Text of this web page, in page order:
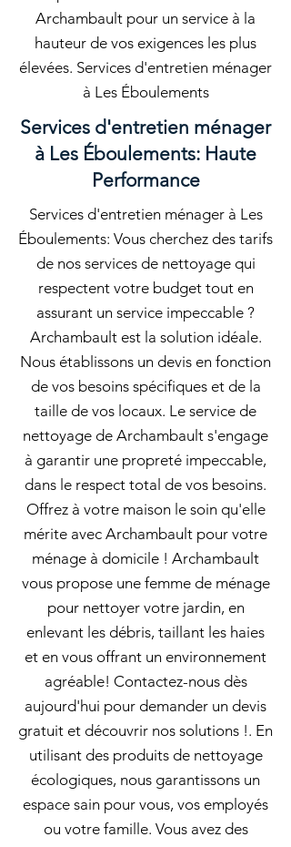
Archambault pour un service à la
hauteur de vos exigences les plus
élevées. Services d'entretien ménager
à Les Éboulements
Services d'entretien ménager
à Les Éboulements: Haute
Performance
Services d'entretien ménager à Les
Éboulements: Vous cherchez des tarifs
de nos services de nettoyage qui
respectent votre budget tout en
assurant un service impeccable ?
Archambault est la solution idéale.
Nous établissons un devis en fonction
de vos besoins spécifiques et de la
taille de vos locaux. Le service de
nettoyage de Archambault s'engage
à garantir une propreté impeccable,
dans le respect total de vos besoins.
Offrez à votre maison le soin qu'elle
mérite avec Archambault pour votre
ménage à domicile ! Archambault
vous propose une femme de ménage
pour nettoyer votre jardin, en
enlevant les débris, taillant les haies
et en vous offrant un environnement
agréable! Contactez-nous dès
aujourd'hui pour demander un devis
gratuit et découvrir nos solutions !. En
utilisant des produits de nettoyage
écologiques, nous garantissons un
espace sain pour vous, vos employés
ou votre famille. Vous avez des